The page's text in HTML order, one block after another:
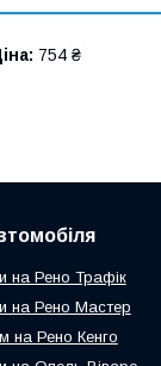
754 ₴
на Рено Трафік
на Рено Мастер
на Рено Кенго